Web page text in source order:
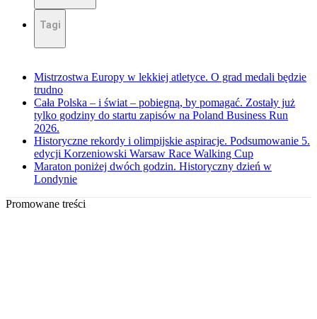
Tagi
Mistrzostwa Europy w lekkiej atletyce. O grad medali będzie
trudno
Cała Polska – i świat – pobiegną, by pomagać. Zostały już
tylko godziny do startu zapisów na Poland Business Run
2026.
Historyczne rekordy i olimpijskie aspiracje. Podsumowanie 5.
edycji Korzeniowski Warsaw Race Walking Cup
Maraton poniżej dwóch godzin. Historyczny dzień w
Londynie
Promowane treści